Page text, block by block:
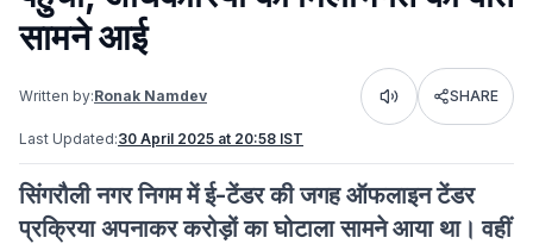
सामने आई
Written by:Ronak Namdev Listen SHARE
Last Updated:30 April 2025 at 20:58 IST
सिंगरौली नगर निगम में ई-टेंडर की जगह ऑफलाइन टेंडर
प्रक्रिया अपनाकर करोड़ों का घोटाला सामने आया था। वहीं